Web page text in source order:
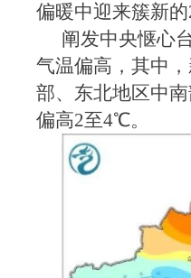
偏暖中迎来簇新的
阐发中央惬心
气温偏高，其中
部、东北地区中
偏高2至4℃。